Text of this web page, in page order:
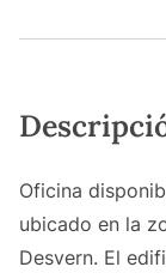
Oficina
ubicado en la
Desvern. El